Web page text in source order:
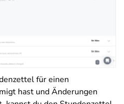
für einen
hast und Änderungen